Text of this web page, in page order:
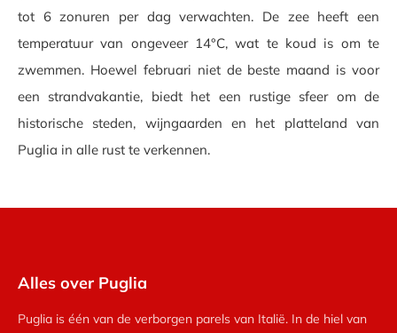
tot 6 zonuren per dag verwachten. De zee heeft een
temperatuur van ongeveer 14°C, wat te koud is om te
zwemmen. Hoewel februari niet de beste maand is voor
een strandvakantie, biedt het een rustige sfeer om de
historische steden, wijngaarden en het platteland van
Puglia in alle rust te verkennen.
Alles over Puglia
Puglia is één van de verborgen parels van Italië. In de hiel van